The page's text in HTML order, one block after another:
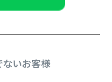
ないお客様